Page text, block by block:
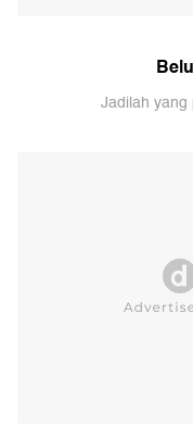
Jadilah